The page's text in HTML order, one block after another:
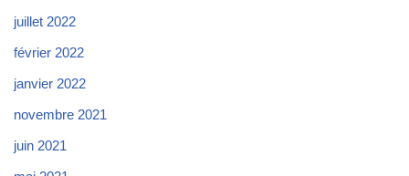
juillet 2022
février 2022
janvier 2022
novembre 2021
juin 2021